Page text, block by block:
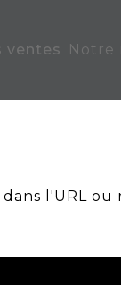
ventes Notre
l'URL